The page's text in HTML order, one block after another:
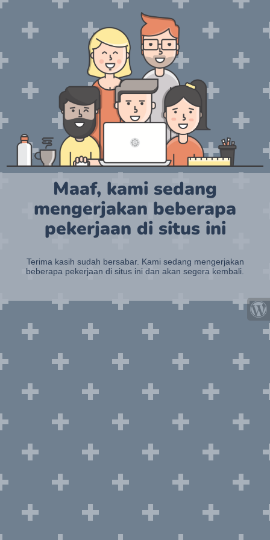
Maaf, kami sedang
mengerjakan beberapa
pekerjaan di situs ini
Terima kasih sudah bersabar. Kami sedang mengerjakan
beberapa pekerjaan di situs ini dan akan segera kembali.